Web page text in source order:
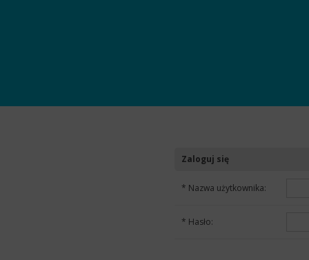
Zaloguj się
* Nazwa użytkownika:
* Hasło: